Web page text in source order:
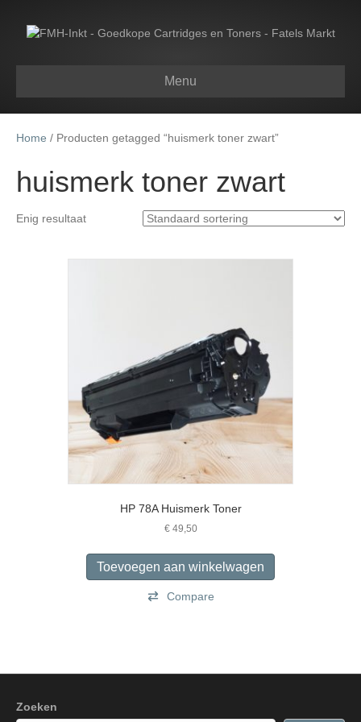
Menu
Home / Producten getagged “huismerk toner zwart”
huismerk toner zwart
Enig resultaat
HP 78A Huismerk Toner
€49,50
Toevoegen aan winkelwagen
Compare
Zoeken